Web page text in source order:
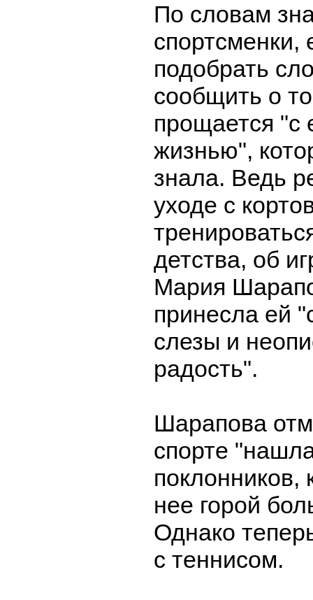
По словам
спортсменки,
подобрать
сообщить о
прощается "с
жизнью",
знала. Ведь
уходе с
детства, об
Мария
принесла ей
слезы и
радость".
Шарапова
спорте
поклонников,
нее горой
Однако
с теннисом.